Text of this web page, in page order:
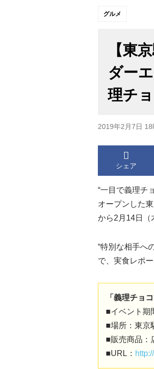
グルメ
【東
ダー
理チ
2019年2月7日 18
シェア
“一目で義理チ
オープンした
から2月14日（
“特別な相手へ
で、実食レポー
「義理チョ
■イベント期
■場所：東京
■販売商品：
■URL：